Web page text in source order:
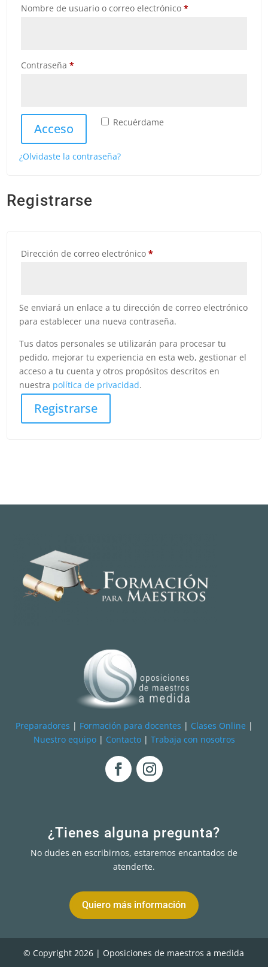
Nombre de usuario o correo electrónico*Obligatorio
Contraseña*Obligatorio
Recuérdame
Acceso
¿Olvidaste la contraseña?
Registrarse
Dirección de correo electrónico*Obligatorio
Se enviará un enlace a tu dirección de correo electrónico
para establecer una nueva contraseña.
Tus datos personales se utilizarán para procesar tu
pedido, mejorar tu experiencia en esta web, gestionar el
acceso a tu cuenta y otros propósitos descritos en
nuestra política de privacidad.
Registrarse
Preparadores | Formación para docentes | Clases Online |
Nuestro equipo| Contacto| Trabaja con nosotros
¿Tienes alguna pregunta?
No dudes en escribirnos, estaremos encantados de
atenderte.
Quiero más información
© Copyright 2026 | Oposiciones de maestros a medida